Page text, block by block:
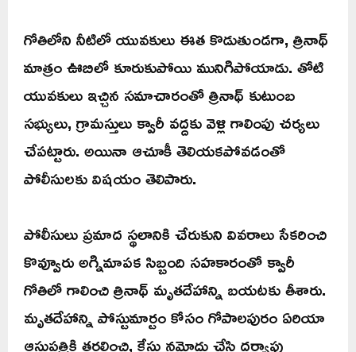
గోతిలోని నీటిలో యువకులు ఈత కొడుతుండగా, త్రినాథ్
మాత్రం ఊబిలో కూరుకుపోయి మునిగిపోయాడు. తోటి
యువకులు ఇచ్చిన సమాచారంతో త్రినాథ్ కుటుంబ
సభ్యులు, గ్రామస్తులు క్వారీ వద్దకు వెళ్లి గాలింపు చర్యలు
చేపట్టారు. అయినా ఆచూకీ తెలియకపోవడంతో
పోలీసులకు విషయం తెలిపారు.
పోలీసులు ప్రమాద స్థలానికి చేరుకుని వివరాలు సేకరించి
కొవ్వూరు అగ్నిమాపక సిబ్బంది సహకారంతో క్వారీ
గోతిలో గాలించి త్రినాథ్ మృతదేహాన్ని బయటకు తీశారు.
మృతదేహాన్ని పోస్టుమార్టం కోసం గోపాలపురం ఏరియా
ఆసుపత్రికి తరలించి, కేసు నమోదు చేసి దర్యాప్తు